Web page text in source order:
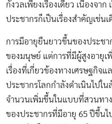
กังวลเพียงเรื่องเดียว เนื่องจาก
ประชากรก็เป็นเรื่องสำคัญเช่น
การมีอายุยืนยาวขึ้นของประชา
ของมนุษย์ แต่การที่มีผู้สูงอายุเ
เรื่องที่เกี่ยวข้องทางเศรษฐกิจ
ประชากรโลกกำลังดำเนินไป
จำนวนเพิ่มขึ้นในแบบที่สวนทา
ของประชากรที่มีอายุ 65 ปีขึ้น